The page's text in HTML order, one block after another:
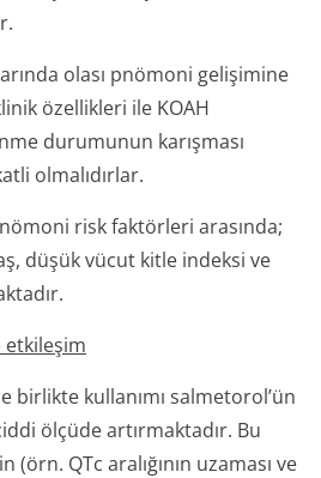
olası pnömoni gelişimine
özellikleri ile KOAH
durumunun karışması
olmalıdırlar.
risk faktörleri arasında;
düşük vücut kitle indeksi ve
etkileşim
birlikte kullanımı salmetorol’ün
ölçüde artırmaktadır. Bu
QTc aralığının uzaması ve